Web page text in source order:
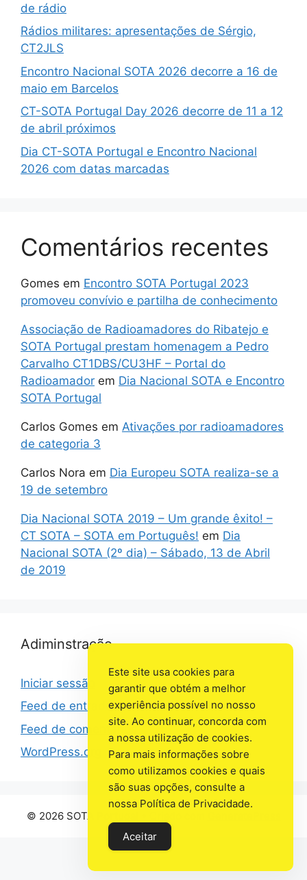
de rádio
Rádios militares: apresentações de Sérgio,
CT2JLS
Encontro Nacional SOTA 2026 decorre a 16 de
maio em Barcelos
CT-SOTA Portugal Day 2026 decorre de 11 a 12
de abril próximos
Dia CT-SOTA Portugal e Encontro Nacional
2026 com datas marcadas
Comentários recentes
Gomes em Encontro SOTA Portugal 2023
promoveu convívio e partilha de conhecimento
Associação de Radioamadores do Ribatejo e
SOTA Portugal prestam homenagem a Pedro
Carvalho CT1DBS/CU3HF – Portal do
Radioamador em Dia Nacional SOTA e Encontro
SOTA Portugal
Carlos Gomes em Ativações por radioamadores
de categoria 3
Carlos Nora em Dia Europeu SOTA realiza-se a
19 de setembro
Dia Nacional SOTA 2019 – Um grande êxito! –
CT SOTA – SOTA em Português! em Dia
Nacional SOTA (2º dia) – Sábado, 13 de Abril
de 2019
Adiminstração
Iniciar sessão
Feed de entradas
Feed de comentários
WordPress.org
© 2026 SOTA Portugal
Este site usa cookies para
garantir que obtém a melhor
experiência possível no nosso
site. Ao continuar, concorda com
a nossa utilização de cookies.
Para mais informações sobre
como utilizamos cookies e quais
são suas opções, consulte a
nossa Política de Privacidade.
Aceitar